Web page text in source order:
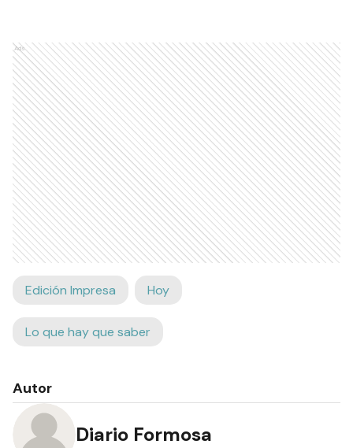
Ads
Edición Impresa Hoy
Lo que hay que saber
Autor
Diario Formosa